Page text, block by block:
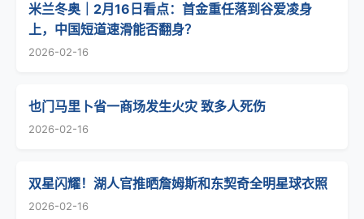
米兰冬奥｜2月16日看点：首金重任落到谷爱凌身
上，中国短道速滑能否翻身？
2026-02-16
也门马里卜省一商场发生火灾 致多人死伤
2026-02-16
双星闪耀！湖人官推晒詹姆斯和东契奇全明星球衣照
2026-02-16